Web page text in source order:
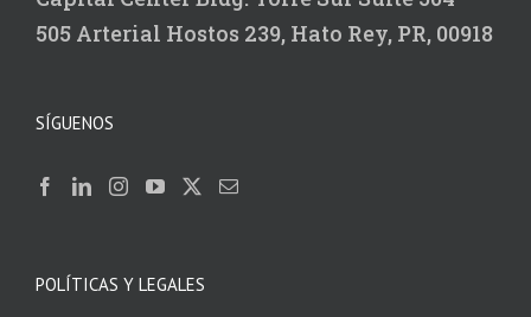
505 Arterial Hostos 239, Hato Rey, PR, 00918
SÍGUENOS
POLÍTICAS Y LEGALES